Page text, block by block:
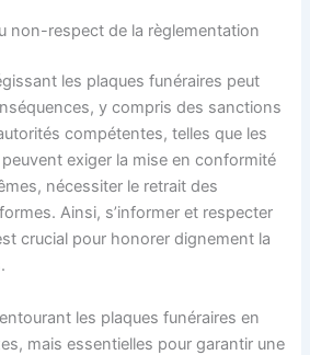
non-respect de la règlementation
les plaques funéraires peut
y compris des sanctions
compétentes, telles que les
exiger la mise en conformité
nécessiter le retrait des
Ainsi, s’informer et respecter
crucial pour honorer dignement la
les plaques funéraires en
mais essentielles pour garantir une